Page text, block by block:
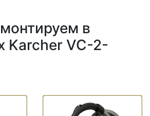
в
Karcher VC-2-